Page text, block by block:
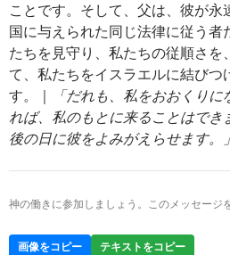
ことです。そして、父は、彼が
国に与えられた同じ法律に従う者
たちを見守り、私たちの従順さを
て、私たちをイスラエルに結びつ
す。｜
「だれも、私をおおくり
れば、私のもとに来ることはでき
後の日に彼をよみがえらせます。
神の働きに参加しましょう。このメッセージ
画像をコピー テキストをコピー